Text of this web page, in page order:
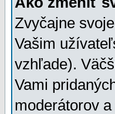
Zvyčajne
Vašim
vzhľade).
Vami
moderátorov